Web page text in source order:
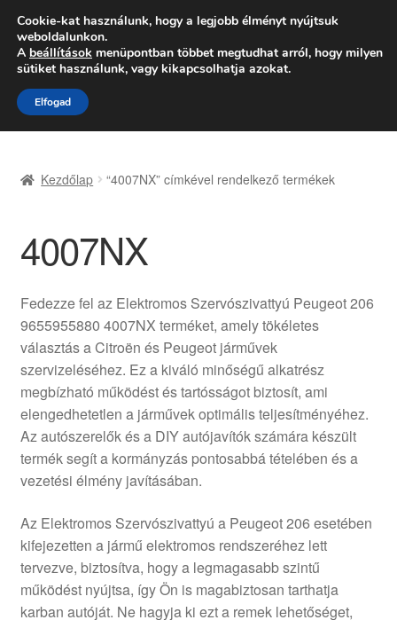
SZÁLLÍTÁS 2618 Ft-tól
Hétfő-Péntek 9:00–16:0006 80 088 054
Ugrás
a
navigációhoz
Kilépés
a
tartalomba
Adatvédelmi irányelvek
Felhasználási feltételek
Kifizetések
Panasz
Panaszkezelési szabályzat
Pénztár
Rólunk
Saját fiókom
Kezdőlap “4007NX” címkével rendelkező termékek
4007NX
Fedezze fel az Elektromos Szervószivattyú Peugeot 206
9655955880 4007NX terméket, amely tökéletes
választás a Citroën és Peugeot járművek
szervizeléséhez. Ez a kiváló minőségű alkatrész
megbízható működést és tartósságot biztosít, ami
elengedhetetlen a járművek optimális teljesítményéhez.
Az autószerelők és a DIY autójavítók számára készült
termék segít a kormányzás pontosabbá tételében és a
vezetési élmény javításában.
Az Elektromos Szervószivattyú a Peugeot 206 esetében
kifejezetten a jármű elektromos rendszeréhez lett
tervezve, biztosítva, hogy a legmagasabb szintű
működést nyújtsa, így Ön is magabiztosan tarthatja
karban autóját. Ne hagyja ki ezt a remek lehetőséget,
Cookie-kat használunk, hogy a legjobb élményt nyújtsuk
weboldalunkon.
A beállítások menüpontban többet megtudhat arról, hogy milyen
sütiket használunk, vagy kikapcsolhatja azokat.
Elfogad